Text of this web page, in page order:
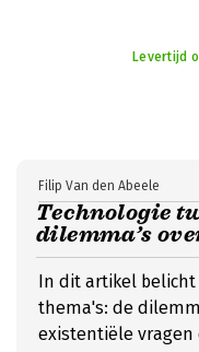
Levertijd
Technologie
dilemma’s
Filip Van den Abeele
In dit artikel belicht
thema's: de
existentiële